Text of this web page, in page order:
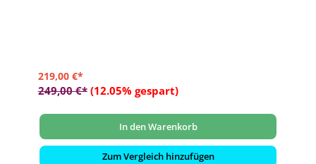
219,00 €*
249,00 €* (12.05% gespart)
In den Warenkorb
Zum Vergleich hinzufügen